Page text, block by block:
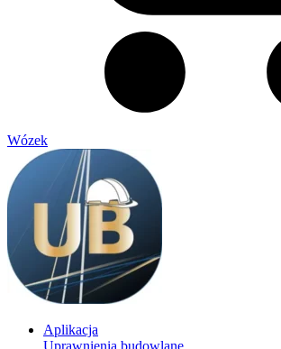
Wózek
Aplikacja
Uprawnienia budowlane